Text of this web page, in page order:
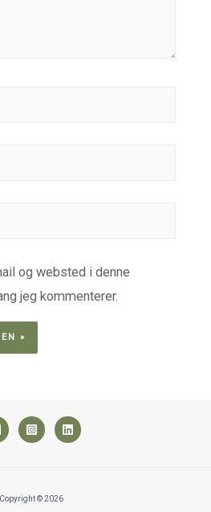
og websted i denne
jeg kommenterer.
Copyright © 2026